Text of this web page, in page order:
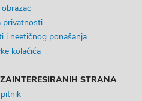
privatnosti
i neetičnog ponašanja
kolačića
STRANA